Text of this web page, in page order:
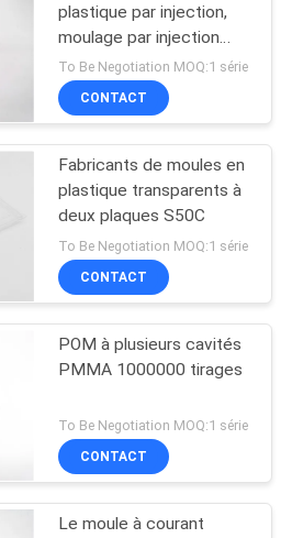
plastique par injection,
moulage par injection
Husky ISO14001
To Be Negotiation MOQ:1 série
CONTACT
Fabricants de moules en
plastique transparents à
deux plaques S50C
To Be Negotiation MOQ:1 série
CONTACT
POM à plusieurs cavités
PMMA 1000000 tirages
To Be Negotiation MOQ:1 série
CONTACT
Le moule à courant